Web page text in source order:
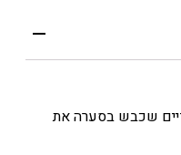
שכבש בסערה את